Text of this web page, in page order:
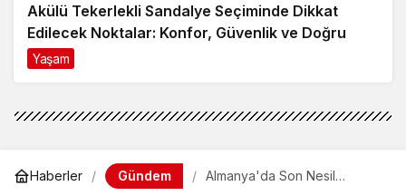
Akülü Tekerlekli Sandalye Seçiminde Dikkat
Edilecek Noktalar: Konfor, Güvenlik ve Doğru
Model Tercihi
Yaşam
Haberler Gündem
Almanya'da Son Nesil